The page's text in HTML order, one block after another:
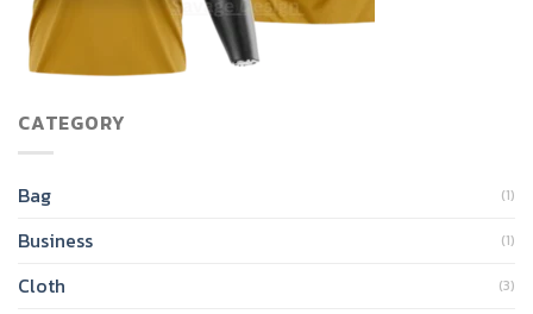
CATEGORY
Bag (1)
Business (1)
Cloth (3)